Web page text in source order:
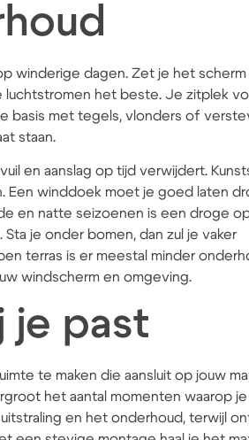
winderige dagen. Zet je het scherm
het beste. Je zitplek
basis met tegels, vlonders of
staan.
en aanslag op tijd verwijdert.
winddoek moet je goed laten
en natte seizoenen is een droge
je onder bomen, dan zul je vaker
terras is er meestal minder
windscherm en omgeving.
je past
te maken die aansluit op jouw
het aantal momenten waarop je
en het onderhoud, terwijl